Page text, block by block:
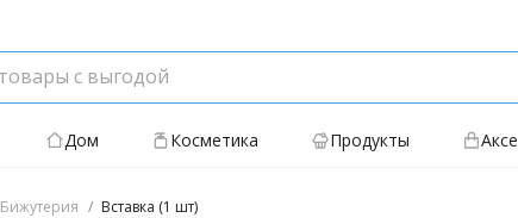
Дом Косметика Продукты
Бижутерия Вставка (1 шт)